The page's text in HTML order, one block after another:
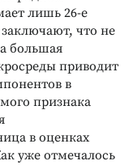
лишь 26-е
что не
большая
приводит
в
признака
в оценках
уже отмечалось